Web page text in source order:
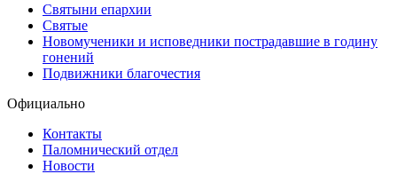
Святыни епархии
Святые
Новомученики и исповедники пострадавшие в годину
гонений
Подвижники благочестия
Официально
Контакты
Паломнический отдел
Новости